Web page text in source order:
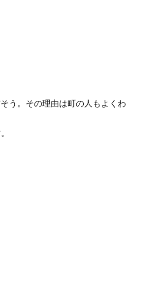
う。その理由は町の人もよくわ